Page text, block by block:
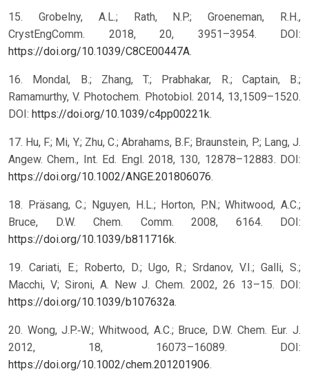
15. Grobelny, A.L.; Rath, N.P.; Groeneman, R.H.,
CrystEngComm. 2018, 20, 3951–3954. DOI:
https://doi.org/10.1039/C8CE00447A.
16. Mondal, B.; Zhang, T.; Prabhakar, R.; Captain, B.;
Ramamurthy, V. Photochem. Photobiol. 2014, 13,1509–1520.
DOI: https://doi.org/10.1039/c4pp00221k.
17. Hu, F.; Mi, Y.; Zhu, C.; Abrahams, B.F.; Braunstein, P.; Lang, J.
Angew. Chem., Int. Ed. Engl. 2018, 130, 12878–12883. DOI:
https://doi.org/10.1002/ANGE.201806076.
18. Präsang, C.; Nguyen, H.L.; Horton, P.N.; Whitwood, A.C.;
Bruce, D.W. Chem. Comm. 2008, 6164. DOI:
https://doi.org/10.1039/b811716k.
19. Cariati, E.; Roberto, D.; Ugo, R.; Srdanov, V.I.; Galli, S.;
Macchi, V; Sironi, A. New J. Chem. 2002, 26 13–15. DOI:
https://doi.org/10.1039/b107632a.
20. Wong, J.P.‐W.; Whitwood, A.C.; Bruce, D.W. Chem. Eur. J.
2012, 18, 16073–16089. DOI:
https://doi.org/10.1002/chem.201201906.